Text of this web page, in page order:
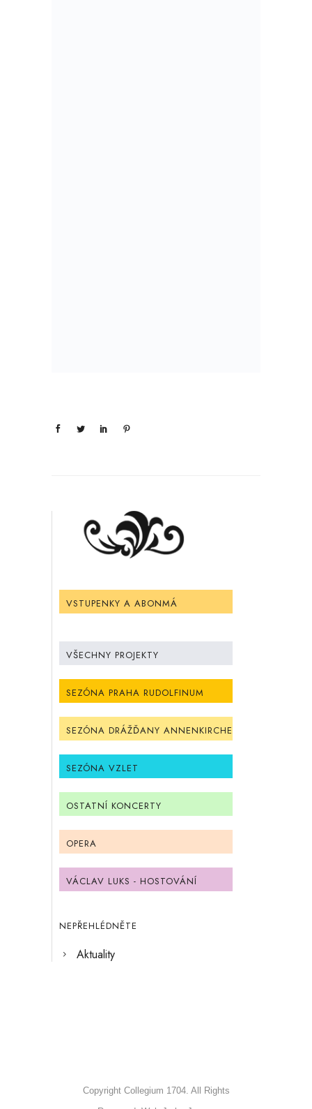
VSTUPENKY A ABONMÁ
VŠECHNY PROJEKTY
SEZÓNA PRAHA RUDOLFINUM
SEZÓNA DRÁŽĎANY ANNENKIRCHE
SEZÓNA VZLET
OSTATNÍ KONCERTY
OPERA
VÁCLAV LUKS - HOSTOVÁNÍ
NEPŘEHLÉDNĚTE
Aktuality
Copyright Collegium 1704. All Rights